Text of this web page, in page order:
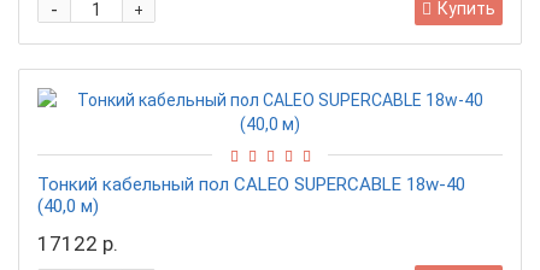
+
- Купить
Тонкий кабельный пол CALEO SUPERCABLE 18w-40
(40,0 м)
17122 р.